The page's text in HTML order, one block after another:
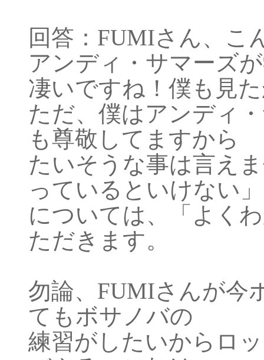
回答：FUMIさん、こ
アンディ・サマーズ
凄いですね！僕も見
ただ、僕はアンディ
も尊敬してますから
たいそうな事は言え
っているといけない」
については、「よく
ただきます。
勿論、FUMIさんが今
てもボサノバの
練習がしたいからロ